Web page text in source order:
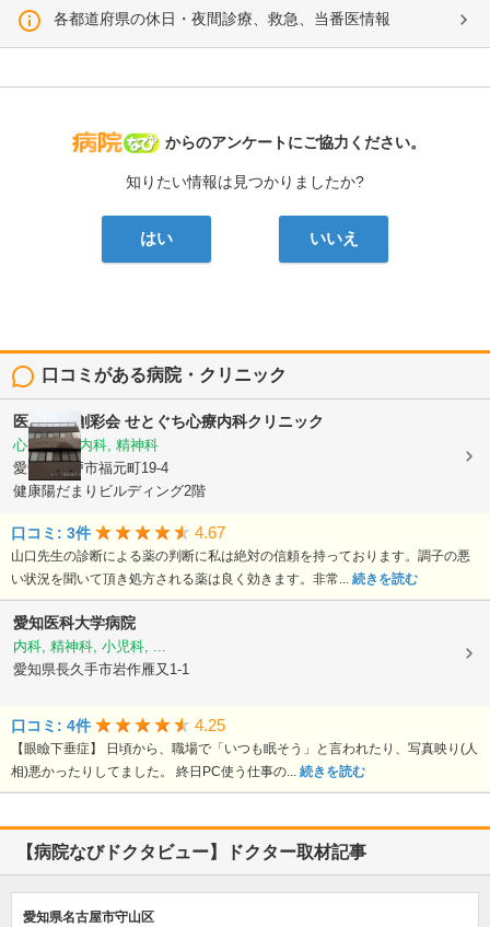
各都道府県の休日・夜間診療、救急、当番医情報
病院なび
からのアンケートにご協力ください。
知りたい情報は見つかりましたか?
はい いいえ
口コミがある病院・クリニック
医療法人創彩会 せとぐち心療内科クリニック
心療内科, 内科, 精神科
愛知県瀬戸市福元町19-4
健康陽だまりビルディング2階
口コミ: 3件 4.67
山口先生の診断による薬の判断に私は絶対の信頼を持っております。調子の悪
い状況を聞いて頂き処方される薬は良く効きます。非常... 続きを読む
愛知医科大学病院
内科, 精神科, 小児科, ...
愛知県長久手市岩作雁又1-1
口コミ: 4件 4.25
【眼瞼下垂症】 日頃から、職場で「いつも眠そう」と言われたり、写真映り(人
相)悪かったりしてました。 終日PC使う仕事の... 続きを読む
【病院なびドクタビュー】ドクター取材記事
愛知県名古屋市守山区